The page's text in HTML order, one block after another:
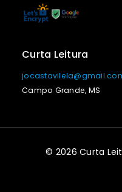
Curta Leitura
Campo Grande, MS
© 2026 Curta